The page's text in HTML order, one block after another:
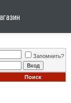
Запомнить?
Поиск